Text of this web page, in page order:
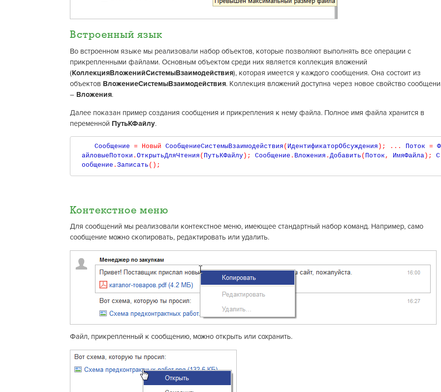
Встроенный язык
Во встроенном языке мы реализовали набор объектов, которые позволяют выполнять все операции с
прикрепленными файлами. Основным объектом среди них является коллекция вложений
(КоллекцияВложенийСистемыВзаимодействия), которая имеется у каждого сообщения. Она состоит из
объектов ВложениеСистемыВзаимодействия. Коллекция вложений доступна через новое свойство
– Вложения.
Далее показан пример создания сообщения и прикрепления к нему файла. Полное имя файла хранится в
переменной ПутьКФайлу.
Сообщение = Новый СообщениеСистемыВзаимодействия ( ИдентификаторОбсуждения ) ; ... Поток = Ф
айловыеПотоки . ОткрытьДляЧтения ( ПутьКФайлу ) ; Сообщение . Вложения . Добавить ( Поток , ИмяФайла ) ;
С
ообщение . Записать () ;
Контекстное меню
Для сообщений мы реализовали контекстное меню, имеющее стандартный набор команд. Например, само
сообщение можно скопировать, редактировать или удалить.
Файл, прикрепленный к сообщению, можно открыть или сохранить.